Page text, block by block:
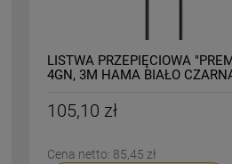
LISTWA PRZEPIĘCIOWA
4GN, 3M HAMA BIAŁO
105,10 zł
Cena netto: 85,45 zł